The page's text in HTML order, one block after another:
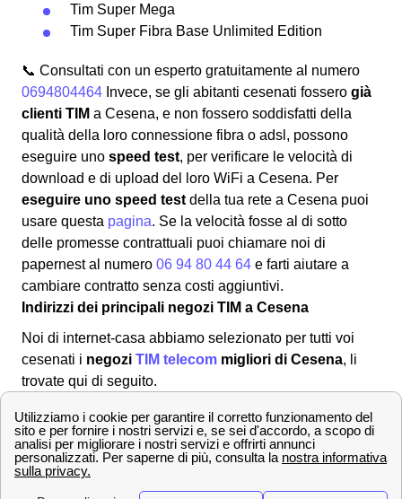
Tim Super Mega
Tim Super Fibra Base Unlimited Edition
📞 Consultati con un esperto gratuitamente al numero
0694804464 Invece, se gli abitanti cesenati fossero già
clienti TIM a Cesena, e non fossero soddisfatti della
qualità della loro connessione fibra o adsl, possono
eseguire uno speed test, per verificare le velocità di
download e di upload del loro WiFi a Cesena. Per
eseguire uno speed test della tua rete a Cesena puoi
usare questa pagina. Se la velocità fosse al di sotto
delle promesse contrattuali puoi chiamare noi di
papernest al numero 06 94 80 44 64 e farti aiutare a
cambiare contratto senza costi aggiuntivi.
Indirizzi dei principali negozi TIM a Cesena
Noi di internet-casa abbiamo selezionato per tutti voi
cesenati i negozi TIM telecom migliori di Cesena, li
trovate qui di seguito.
Sportelli TIM a Cesena
Centri
TIM a
Indirizzo
Orari di
apertura